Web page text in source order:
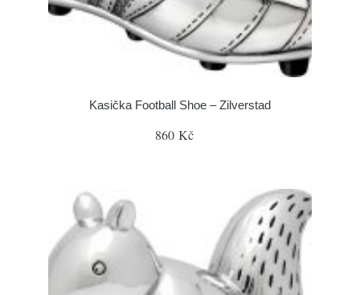
Kasička Football Shoe – Zilverstad
860 Kč